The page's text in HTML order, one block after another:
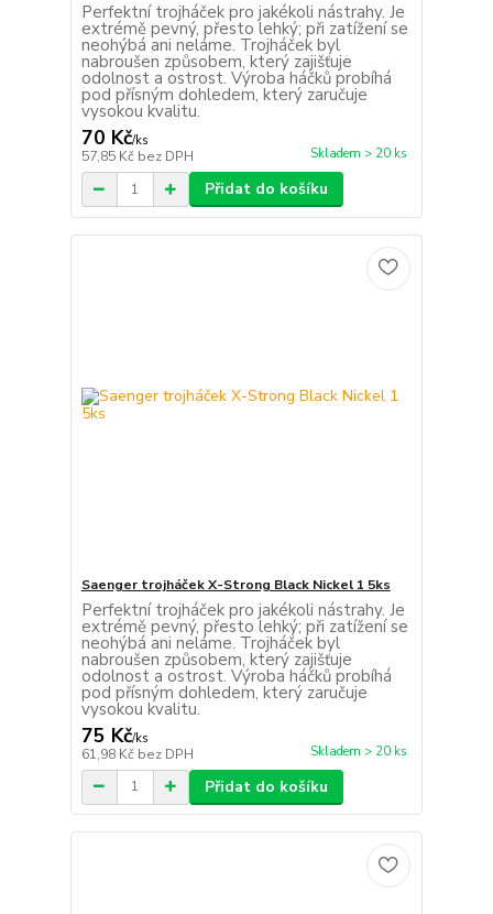
Perfektní trojháček pro jakékoli nástrahy. Je
extrémě pevný, přesto lehký; při zatížení se
neohýbá ani neláme. Trojháček byl
nabroušen způsobem, který zajišťuje
odolnost a ostrost. Výroba háčků probíhá
pod přísným dohledem, který zaručuje
vysokou kvalitu.
70 Kč/ks
57,85 Kč bez DPH Skladem > 20 ks
Přidat do košíku
Saenger trojháček X-Strong Black Nickel 1 5ks
Perfektní trojháček pro jakékoli nástrahy. Je
extrémě pevný, přesto lehký; při zatížení se
neohýbá ani neláme. Trojháček byl
nabroušen způsobem, který zajišťuje
odolnost a ostrost. Výroba háčků probíhá
pod přísným dohledem, který zaručuje
vysokou kvalitu.
75 Kč/ks
61,98 Kč bez DPH Skladem > 20 ks
Přidat do košíku